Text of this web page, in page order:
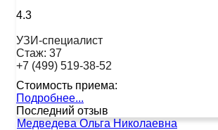
4.3
УЗИ-специалист
Стаж: 37
+7 (499) 519-38-52
Стоимость приема:
Подробнее...
Последний отзыв
Медведева Ольга Николаевна